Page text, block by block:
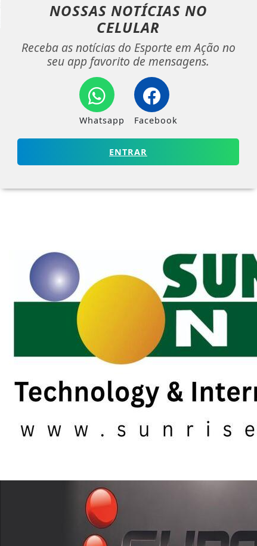
NOSSAS NOTÍCIAS NO
CELULAR
Receba as notícias do Esporte em Ação no
seu app favorito de mensagens.
Whatsapp Facebook
ENTRAR